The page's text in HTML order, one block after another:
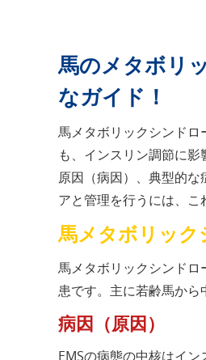
馬のメタボリ
なガイド！
馬メタボリックシンドロ
も、インスリン調節に
原因（病因）、典型的
アと管理を行うには、こ
馬メタボリック
馬メタボリックシンド
患です。主に若齢馬から
病因（原因）
EMSの病態の中核はイ